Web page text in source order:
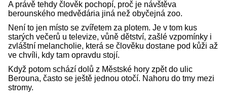
A právě tehdy člověk pochopí, proč je návštěva
berounského medvědária jiná než obyčejná zoo.
Není to jen místo se zvířetem za plotem. Je v tom kus
starých večerů u televize, vůně dětství, zašlé vzpomínky i
zvláštní melancholie, která se člověku dostane pod kůži až
ve chvíli, kdy tam opravdu stojí.
Když potom schází dolů z Městské hory zpět do ulic
Berouna, často se ještě jednou otočí. Nahoru do tmy mezi
stromy.